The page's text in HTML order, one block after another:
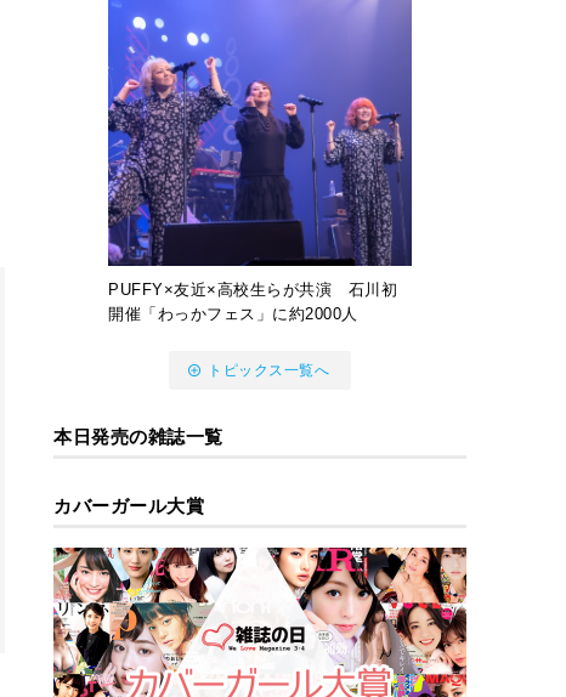
PUFFY×友近×高校生らが共演 石川初
開催「わっかフェス」に約2000人
トピックス一覧へ
本日発売の雑誌一覧
カバーガール大賞